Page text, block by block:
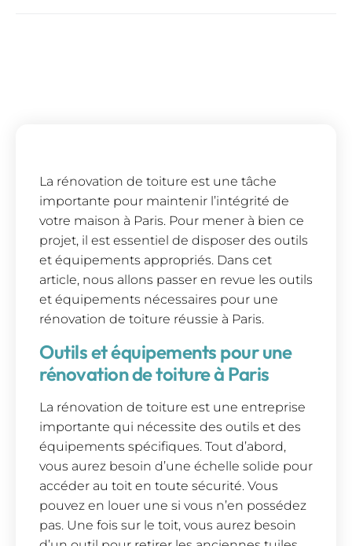
La rénovation de toiture est une tâche
importante pour maintenir l’intégrité de
votre maison à Paris. Pour mener à bien ce
projet, il est essentiel de disposer des outils
et équipements appropriés. Dans cet
article, nous allons passer en revue les outils
et équipements nécessaires pour une
rénovation de toiture réussie à Paris.
Outils et équipements pour une
rénovation de toiture à Paris
La rénovation de toiture est une entreprise
importante qui nécessite des outils et des
équipements spécifiques. Tout d’abord,
vous aurez besoin d’une échelle solide pour
accéder au toit en toute sécurité. Vous
pouvez en louer une si vous n’en possédez
pas. Une fois sur le toit, vous aurez besoin